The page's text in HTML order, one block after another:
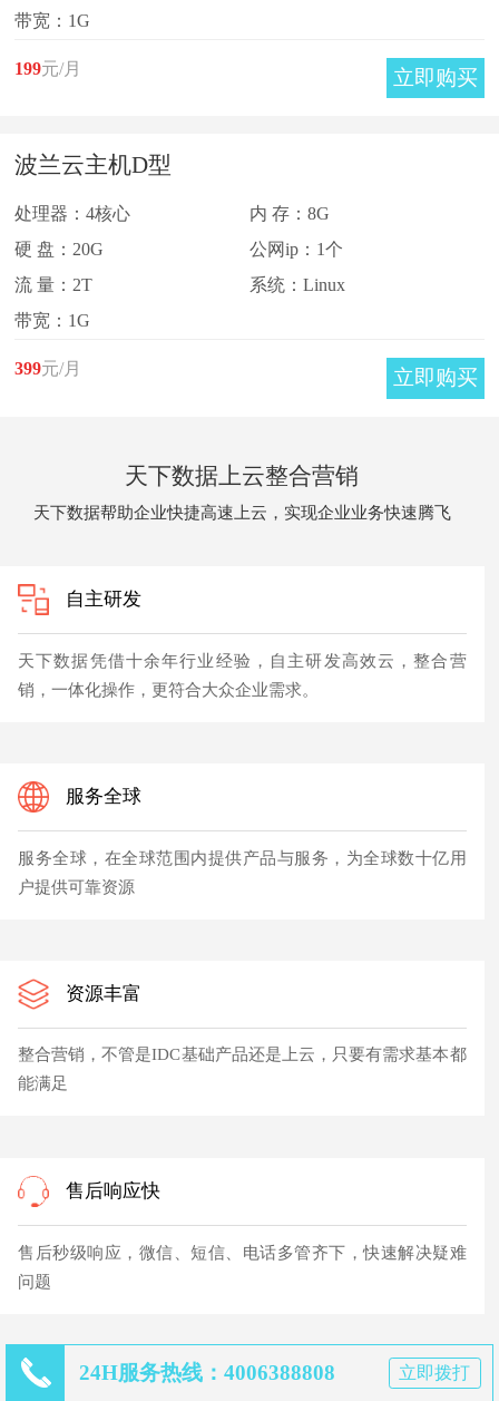
带宽：1G
199元/月 立即购买
波兰云主机D型
处理器：4核心
硬 盘：20G
流 量：2T
带宽：1G
内 存：8G
公网ip：1个
系统：Linux
399元/月 立即购买
天下数据上云整合营销
天下数据帮助企业快捷高速上云，实现企业业务快速腾飞
自主研发
天下数据凭借十余年行业经验，自主研发高效云，整合营
销，一体化操作，更符合大众企业需求。
服务全球
服务全球，在全球范围内提供产品与服务，为全球数十亿用
户提供可靠资源
资源丰富
整合营销，不管是IDC基础产品还是上云，只要有需求基本都
能满足
售后响应快
售后秒级响应，微信、短信、电话多管齐下，快速解决疑难
问题
24H服务热线：4006388808 立即拨打